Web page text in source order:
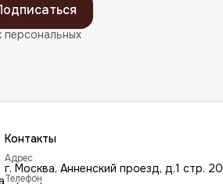
персональных
Контакты
Адрес
г. Москва, Анненский проезд, д.1 стр. 20
Телефон